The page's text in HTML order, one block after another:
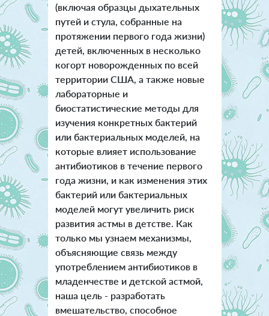
(включая образцы дыхательных
путей и стула, собранные на
протяжении первого года жизни)
детей, включенных в несколько
когорт новорожденных по всей
территории США, а также новые
лабораторные и
биостатистические методы для
изучения конкретных бактерий
или бактериальных моделей, на
которые влияет использование
антибиотиков в течение первого
года жизни, и как изменения этих
бактерий или бактериальных
моделей могут увеличить риск
развития астмы в детстве. Как
только мы узнаем механизмы,
объясняющие связь между
употреблением антибиотиков в
младенчестве и детской астмой,
наша цель - разработать
вмешательство, способное